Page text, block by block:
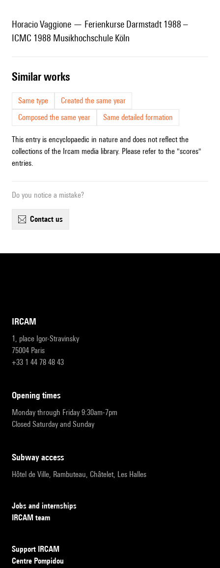
Horacio Vaggione — Ferienkurse Darmstadt 1988 –
ICMC 1988 Musikhochschule Köln
similar works
Same type
Created the same year
Composed the same year
Same detailed formation
This entry is encyclopaedic in nature and does not reflect the
collections of the Ircam media library. Please refer to the "scores"
entries.
Do you notice a mistake?
contact us
IRCAM
1, place Igor-Stravinsky
75004 Paris
+33 1 44 78 48 43
opening times
Monday through Friday 9:30am-7pm
Closed Saturday and Sunday
subway access
Hôtel de Ville, Rambuteau, Châtelet, Les Halles
Jobs and internships
IRCAM team
Support IRCAM
Centre Pompidou